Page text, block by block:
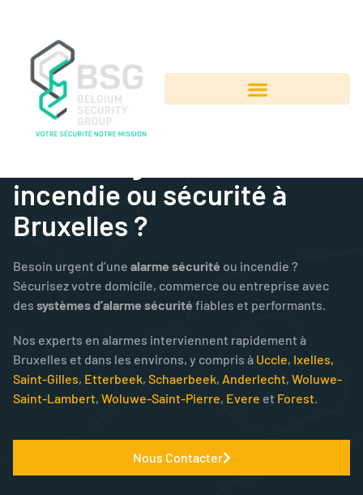
ALARME À SAINT-GILLES
incendie ou sécurité à
Bruxelles ?
Besoin urgent d’une alarme sécurité ou incendie ?
Sécurisez votre domicile, commerce ou entreprise avec
des systèmes d’alarme sécurité fiables et performants.
Nos experts en alarmes interviennent rapidement à
Bruxelles et dans les environs, y compris à Uccle, Ixelles,
Saint-Gilles, Etterbeek, Schaerbeek, Anderlecht, Woluwe-
Saint-Lambert, Woluwe-Saint-Pierre, Evere et Forest.
Nous Contacter